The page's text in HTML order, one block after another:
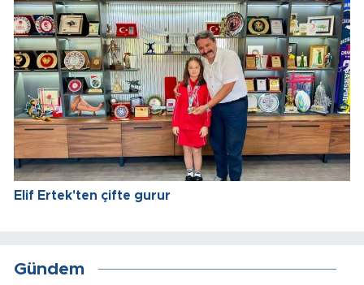
Elif Ertek'ten çifte gurur
Gündem